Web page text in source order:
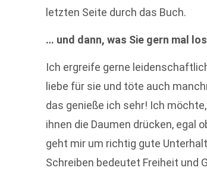
letzten Seite durch das Buch.
… und dann, was Sie gern mal
Ich ergreife gerne
liebe für sie und töte auch
das genieße ich sehr! Ich
ihnen die Daumen drücken, egal
geht mir um richtig gute
Schreiben bedeutet Freiheit und